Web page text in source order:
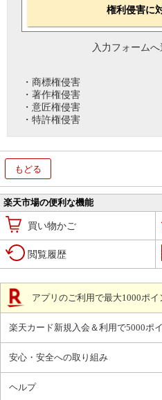
権利侵害に
入力フォームへ
・商標権侵害
・著作権侵害
・意匠権侵害
・特許権侵害
もどる
楽天市場の便利な機能
買い物かご
閲覧履歴
アプリのご利用で最大1000ポイ
楽天カード新規入会＆利用で5000ポ
安心・安全への取り組み
ヘルプ